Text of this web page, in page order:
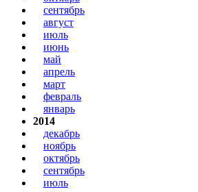
сентябрь
август
июль
июнь
май
апрель
март
февраль
январь
2014
декабрь
ноябрь
октябрь
сентябрь
июль